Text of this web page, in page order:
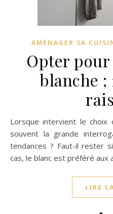
AMÉNAGER SA
Opter
blanche ;
Lorsque intervient le choix du coloris des façades, c’est
souvent la grande
tendances ? Faut-il rester
cas, le blanc est préféré aux
LIRE